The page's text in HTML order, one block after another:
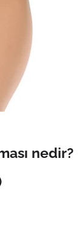
nedir?